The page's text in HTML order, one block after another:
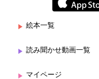
絵本一覧
読み聞かせ動画一覧
マイページ